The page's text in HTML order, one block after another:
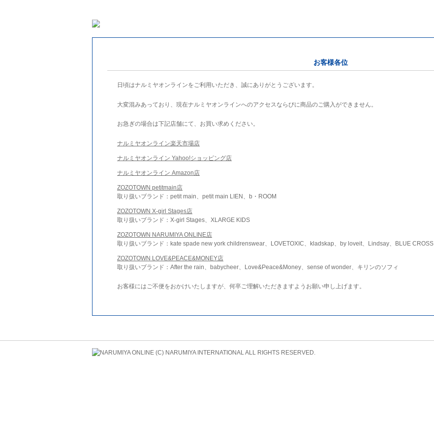
お客様各位
日頃はナルミヤオンラインをご利用いただき、誠にありがとうございます。
大変混みあっており、現在ナルミヤオンラインへのアクセスならびに商品のご購入ができません。
お急ぎの場合は下記店舗にて、お買い求めください。
ナルミヤオンライン楽天市場店
ナルミヤオンライン Yahoo!ショッピング店
ナルミヤオンライン Amazon店
ZOZOTOWN petitmain店
取り扱いブランド：petit main、petit main LIEN、b・ROOM
ZOZOTOWN X-girl Stages店
取り扱いブランド：X-girl Stages、XLARGE KIDS
ZOZOTOWN NARUMIYA ONLINE店
取り扱いブランド：kate spade new york childrenswear、LOVETOXIC、kladskap、by loveit、Lindsay、BLUE CROSS
ZOZOTOWN LOVE&PEACE&MONEY店
取り扱いブランド：After the rain、babycheer、Love&Peace&Money、sense of wonder、キリンのソフィ
お客様にはご不便をおかけいたしますが、何卒ご理解いただきますようお願い申し上げます。